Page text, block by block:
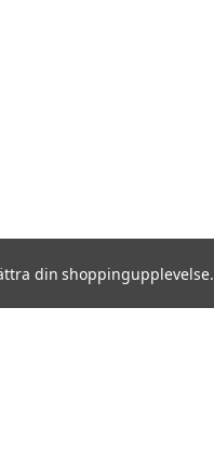
din shoppingupplevelse.